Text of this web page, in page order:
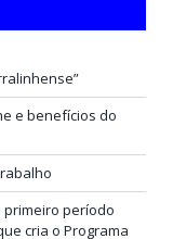
e benefícios do
período
cria o Programa